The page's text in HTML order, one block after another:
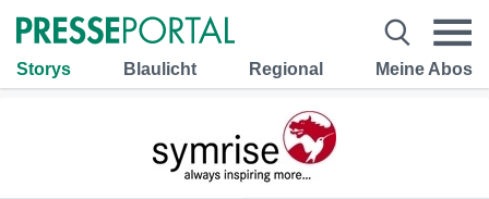
Storys Blaulicht Regional Meine Abos